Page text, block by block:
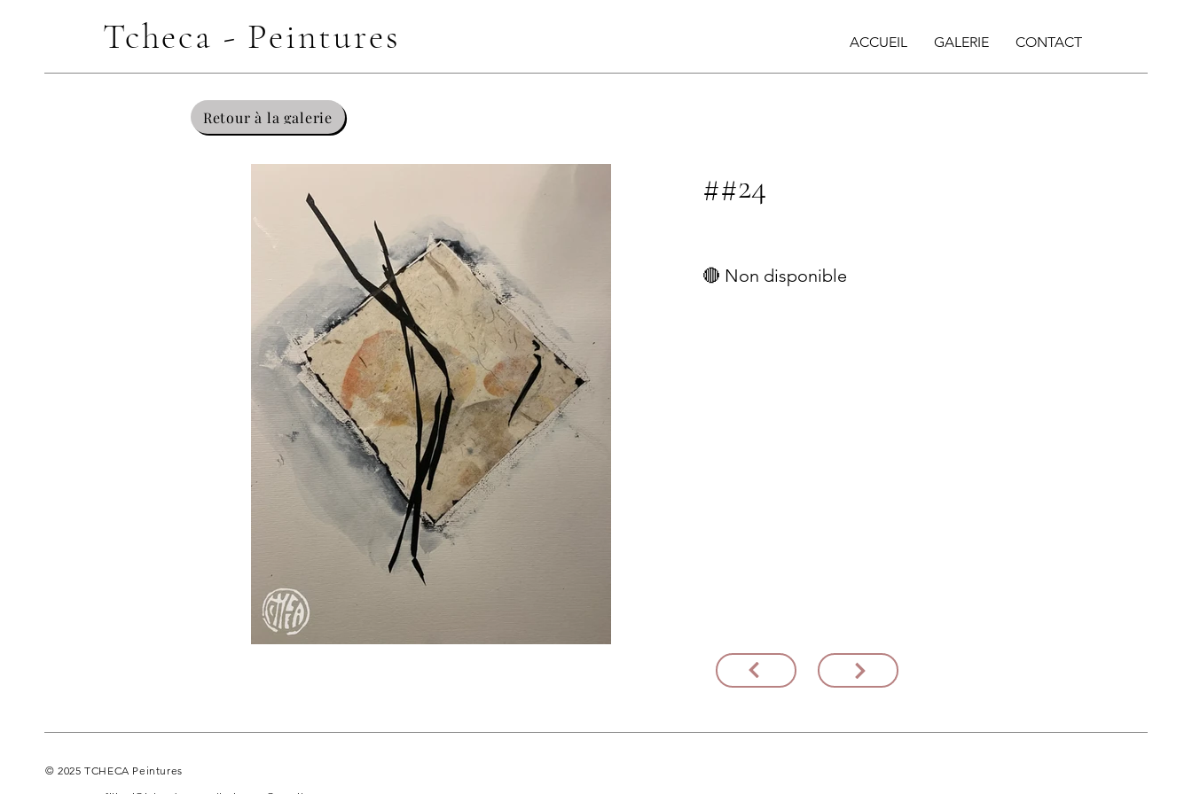
Tcheca - Peintures ACCUEIL GALERIE CONTACT
Retour à la galerie
##24
🔴 Non disponible
© 2025 TCHECA Peintures